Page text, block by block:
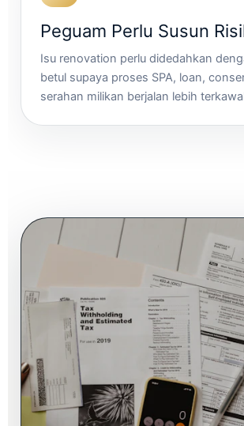
Peguam Perlu Susun
Isu renovation perlu didedahkan
betul supaya proses SPA, loan,
serahan milikan berjalan lebih